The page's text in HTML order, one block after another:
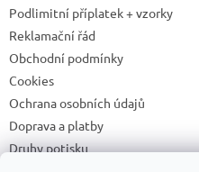
Podlimitní příplatek + vzorky
Reklamační řád
Obchodní podmínky
Cookies
Ochrana osobních údajů
Doprava a platby
Druhy potisku